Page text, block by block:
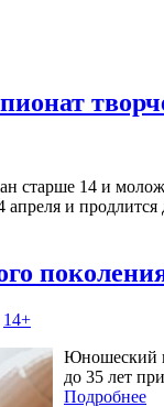
старше 14 и
апреля и
14+
Юношеский
до 35 лет
Подробнее